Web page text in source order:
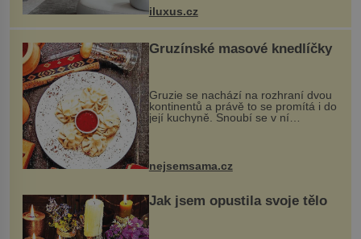
dnes umož...
iluxus.cz
Gruzínské masové knedlíčky
Gruzie se nachází na rozhraní dvou
kontinentů a právě to se promítá i do
její kuchyně. Snoubí se v ní
evropské a asijské chutě a díky tomu
pokrmy, které rozhodně st...
nejsemsama.cz
Jak jsem opustila svoje tělo